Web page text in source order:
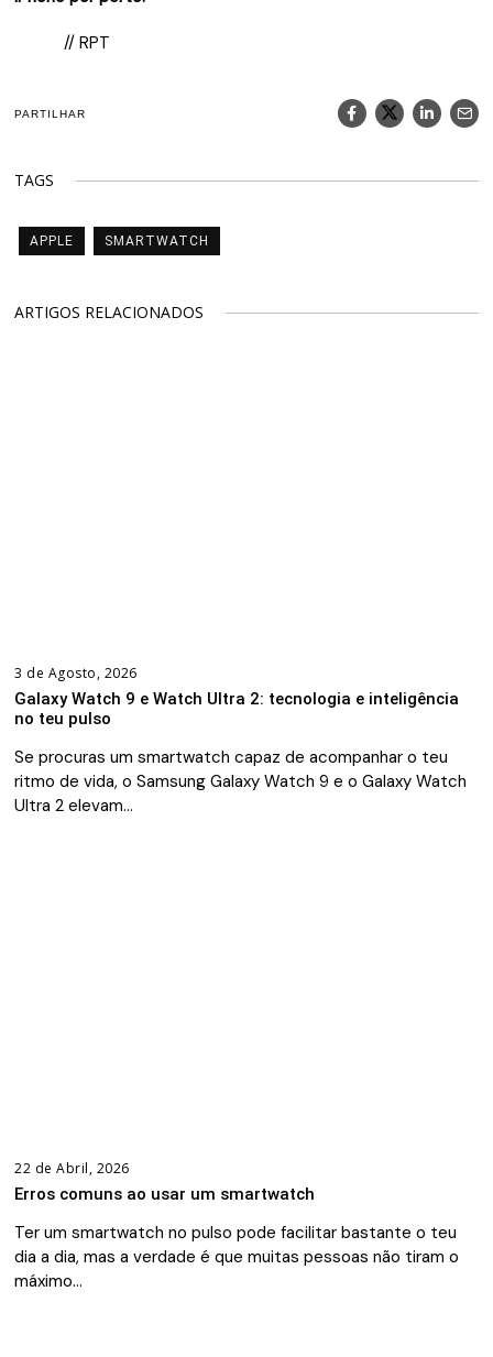
// RPT
PARTILHAR
TAGS
APPLE SMARTWATCH
ARTIGOS RELACIONADOS
3 de Agosto, 2026
Galaxy Watch 9 e Watch Ultra 2: tecnologia e inteligência
no teu pulso
Se procuras um smartwatch capaz de acompanhar o teu
ritmo de vida, o Samsung Galaxy Watch 9 e o Galaxy Watch
Ultra 2 elevam…
22 de Abril, 2026
Erros comuns ao usar um smartwatch
Ter um smartwatch no pulso pode facilitar bastante o teu
dia a dia, mas a verdade é que muitas pessoas não tiram o
máximo…